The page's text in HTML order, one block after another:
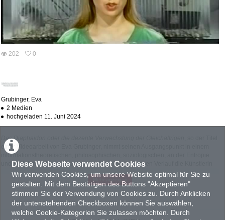
Diese Webseite verwendet Cookies
Wir verwenden Cookies, um unsere Website optimal für Sie zu
gestalten. Mit dem Bestätigen des Buttons "Akzeptieren"
stimmen Sie der Verwendung von Cookies zu. Durch Anklicken
der untenstehenden Checkboxen können Sie auswählen,
welche Cookie-Kategorien Sie zulassen möchten. Durch
202
0
Grubinger, Eva
2 Medien
hochgeladen 11. Juni 2024
Das Diaphaidon oder die dezente Verwechslung der Gleichaltrigen
einer Videoarbeit von Eva Grubinger, nimmt seinen Ausgangspunkt in einem
informationstheoretischen, philosophischen, soziologischen, an der Entropie
und Religion nicht Halt machenden Monolog, in dessen Verlauf die Künstlerin
im sogenannten Hochdeutsch beginnt um sukzessive in die monströseste Form
einer Mundart zu gleiten, die die Aura ihres hochwissenschaftlichen Referats
zutiefst erschüttert. Vergleichbar einem semantischen Erdrutsch wird die
Glaubwürdigkeit und Authentizität ihres auf Rationalität und Sachlichkeit hin
angelegten Vortrages demontiert, die Bedeutung ihrer Rede der
umgangssprachlichen Versumpfung ausgeliefert: Aufklärerische Dialektik und